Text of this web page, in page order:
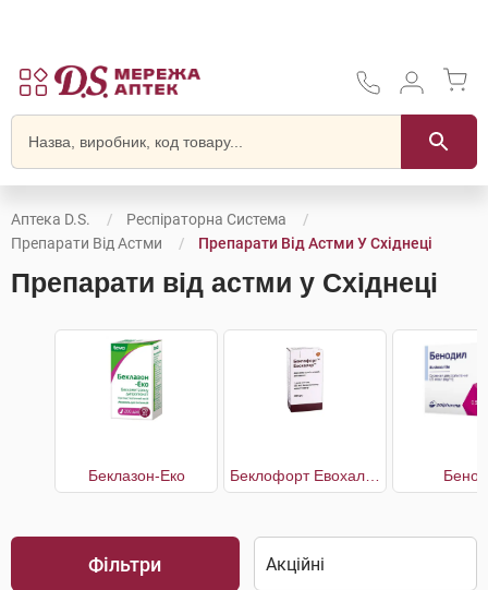
Аптека D.S.
Респіраторна Система
Препарати Від Астми
Препарати Від Астми У Східнеці
Препарати від астми у Східнеці
Беклазон-Еко
Фільтри